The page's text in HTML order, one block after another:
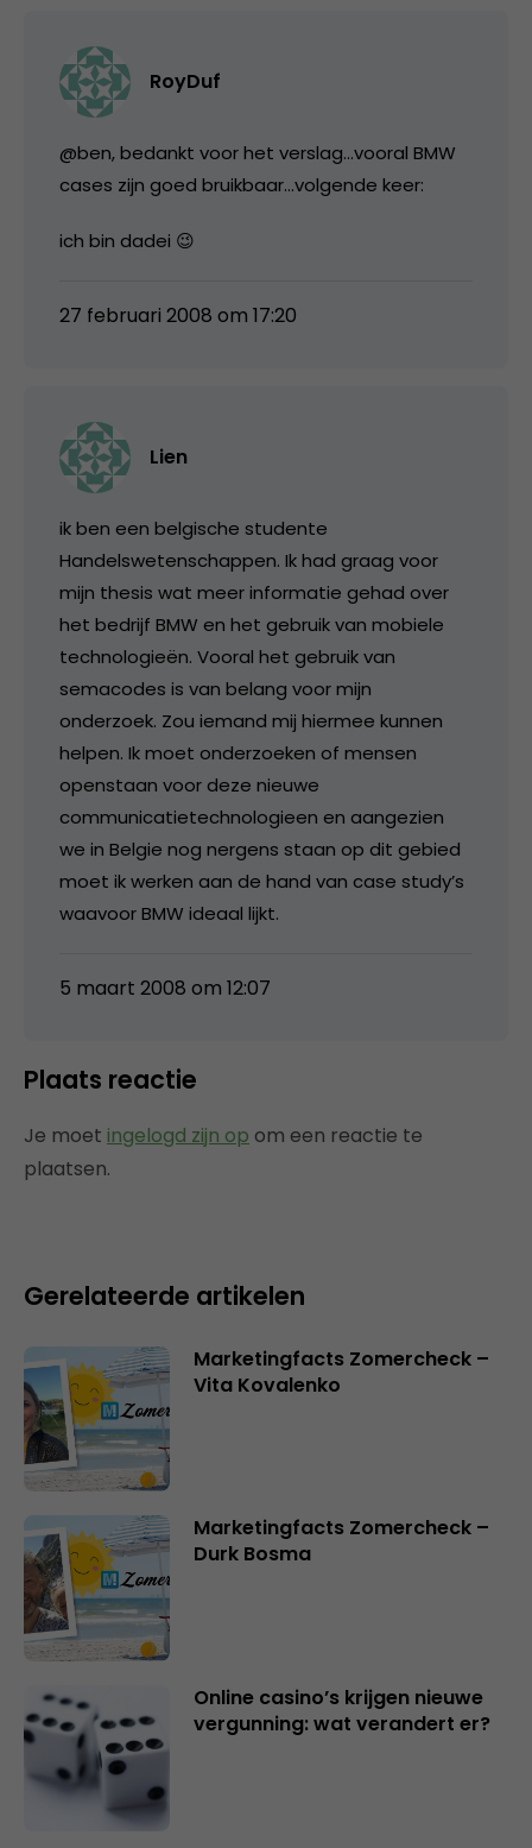
RoyDuf
@ben, bedankt voor het verslag…vooral BMW
cases zijn goed bruikbaar…volgende keer:
ich bin dadei 😉
27 februari 2008 om 17:20
Lien
ik ben een belgische studente
Handelswetenschappen. Ik had graag voor
mijn thesis wat meer informatie gehad over
het bedrijf BMW en het gebruik van mobiele
technologieën. Vooral het gebruik van
semacodes is van belang voor mijn
onderzoek. Zou iemand mij hiermee kunnen
helpen. Ik moet onderzoeken of mensen
openstaan voor deze nieuwe
communicatietechnologieen en aangezien
we in Belgie nog nergens staan op dit gebied
moet ik werken aan de hand van case study’s
waavoor BMW ideaal lijkt.
5 maart 2008 om 12:07
Plaats reactie
Je moet ingelogd zijn op om een reactie te
plaatsen.
Gerelateerde artikelen
Marketingfacts Zomercheck –
Vita Kovalenko
Marketingfacts Zomercheck –
Durk Bosma
Online casino’s krijgen nieuwe
vergunning: wat verandert er?